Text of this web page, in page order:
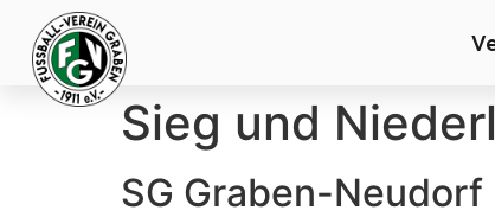
Sieg und
SG Graben-Neudorf